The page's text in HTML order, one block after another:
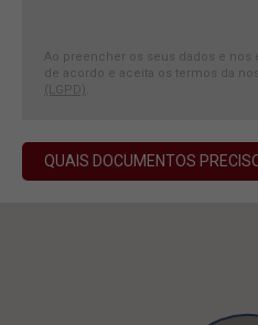
Ao preencher os seus dados e nos
de acordo e aceita os termos da
(LGPD)
QUAIS DOCUMENTOS